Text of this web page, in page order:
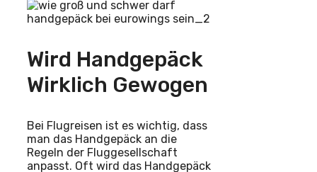
Wird Handgepäck
Wirklich Gewogen
Bei Flugreisen ist es wichtig, dass
man das Handgepäck an die
Regeln der Fluggesellschaft
anpasst. Oft wird das Handgepäck